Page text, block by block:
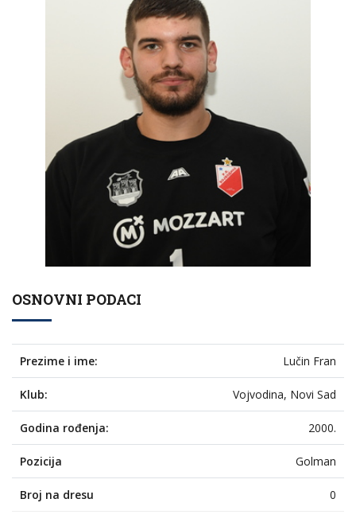
OSNOVNI PODACI
Prezime i ime: Lučin Fran
Klub: Vojvodina, Novi Sad
Godina rođenja: 2000.
Pozicija Golman
Broj na dresu 0